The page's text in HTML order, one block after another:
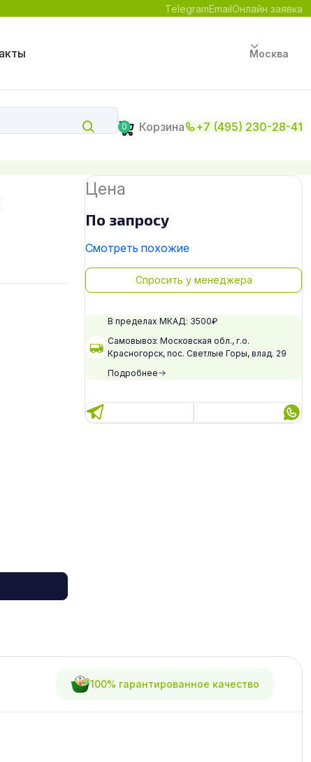
TelegramEmailОнлайн заявка
Москва
0 Корзина +7 (495) 230-28-41
Цена
По запросу
Смотреть похожие
Спросить у менеджера
В пределах МКАД: 3500₽
Самовывоз: Московская обл., г.о.
Красногорск, пос. Светлые Горы, влад. 29
Подробнее
100% гарантированное качество